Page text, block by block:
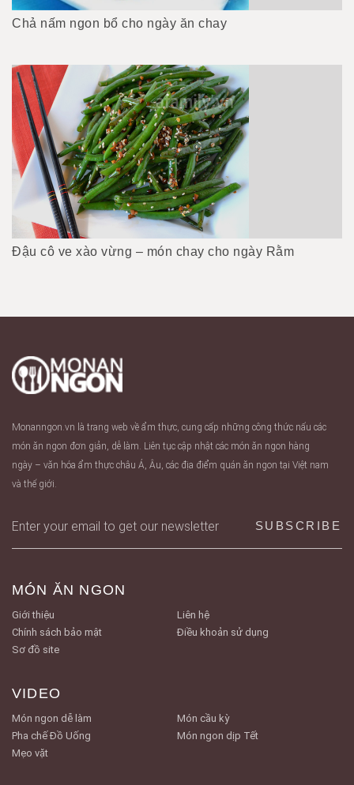
Chả nấm ngon bổ cho ngày ăn chay
Đậu cô ve xào vừng – món chay cho ngày Rằm
Monanngon.vn là trang web về ẩm thực, cung cấp những công thức nấu các
món ăn ngon đơn giản, dễ làm. Liên tục cập nhật các món ăn ngon hàng
ngày – văn hóa ẩm thực châu Á, Âu, các địa điểm quán ăn ngon tại Việt nam
và thế giới.
MÓN ĂN NGON
Giới thiệu
Liên hệ
Chính sách bảo mật
Điều khoản sử dụng
Sơ đồ site
VIDEO
Món ngon dễ làm
Món cầu kỳ
Pha chế Đồ Uống
Món ngon dịp Tết
Mẹo vặt